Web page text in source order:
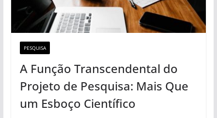
PESQUISA
A Função Transcendental do
Projeto de Pesquisa: Mais Que
um Esboço Científico